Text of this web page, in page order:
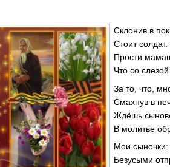
Склонив в
Стоит
Прости
Что со
За то, что,
Смахнув в
Ждёшь
В молитве
Мои
Безусыми